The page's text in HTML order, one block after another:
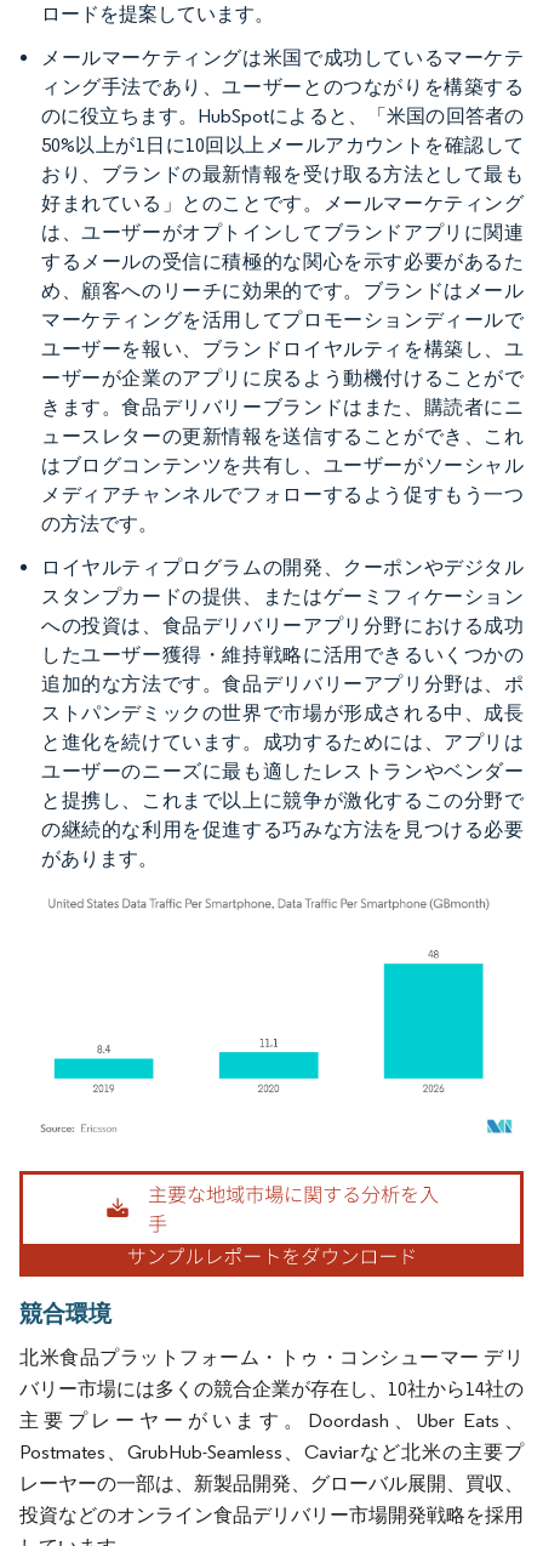
ロードを提案しています。
メールマーケティングは米国で成功しているマーケテ
ィング手法であり、ユーザーとのつながりを構築する
のに役立ちます。HubSpotによると、「米国の回答者の
50%以上が1日に10回以上メールアカウントを確認して
おり、ブランドの最新情報を受け取る方法として最も
好まれている」とのことです。メールマーケティング
は、ユーザーがオプトインしてブランドアプリに関連
するメールの受信に積極的な関心を示す必要があるた
め、顧客へのリーチに効果的です。ブランドはメール
マーケティングを活用してプロモーションディールで
ユーザーを報い、ブランドロイヤルティを構築し、ユ
ーザーが企業のアプリに戻るよう動機付けることがで
きます。食品デリバリーブランドはまた、購読者にニ
ュースレターの更新情報を送信することができ、これ
はブログコンテンツを共有し、ユーザーがソーシャル
メディアチャンネルでフォローするよう促すもう一つ
の方法です。
ロイヤルティプログラムの開発、クーポンやデジタル
スタンプカードの提供、またはゲーミフィケーション
への投資は、食品デリバリーアプリ分野における成功
したユーザー獲得・維持戦略に活用できるいくつかの
追加的な方法です。食品デリバリーアプリ分野は、ポ
ストパンデミックの世界で市場が形成される中、成長
と進化を続けています。成功するためには、アプリは
ユーザーのニーズに最も適したレストランやベンダー
と提携し、これまで以上に競争が激化するこの分野で
の継続的な利用を促進する巧みな方法を見つける必要
があります。
画像 © Mordor Intelligence。再利用にはCC BY 4.0の表示が必要です。
競合環境
北米食品プラットフォーム・トゥ・コンシューマー デリ
バリー市場には多くの競合企業が存在し、10社から14社の
主要プレーヤーがいます。Doordash、Uber Eats、
Postmates、GrubHub-Seamless、Caviarなど北米の主要プ
レーヤーの一部は、新製品開発、グローバル展開、買収、
投資などのオンライン食品デリバリー市場開発戦略を採用